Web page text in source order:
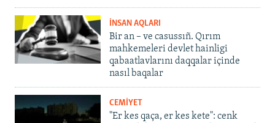
İNSAN AQLARI
Bir an – ve casussıñ. Qırım
mahkemeleri devlet hainligi
qabaatlavlarını daqqalar içinde
nasıl baqalar
CEMİYET
"Er kes qaça, er kes kete": cenk